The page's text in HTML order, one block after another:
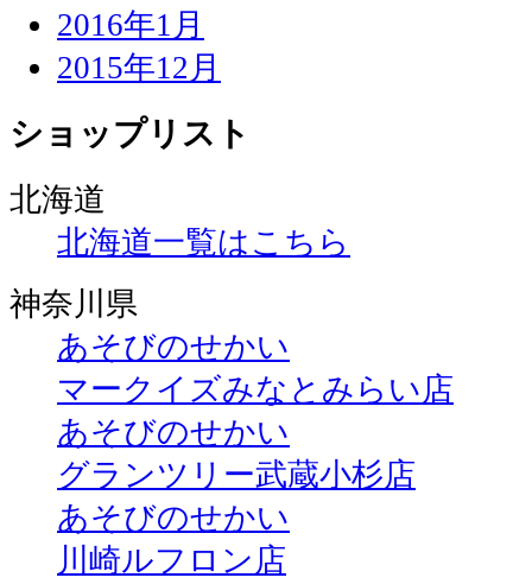
2016年1月
2015年12月
ショップリスト
北海道
北海道一覧はこちら
神奈川県
あそびのせかい
マークイズみなとみらい店
あそびのせかい
グランツリー武蔵小杉店
あそびのせかい
川崎ルフロン店